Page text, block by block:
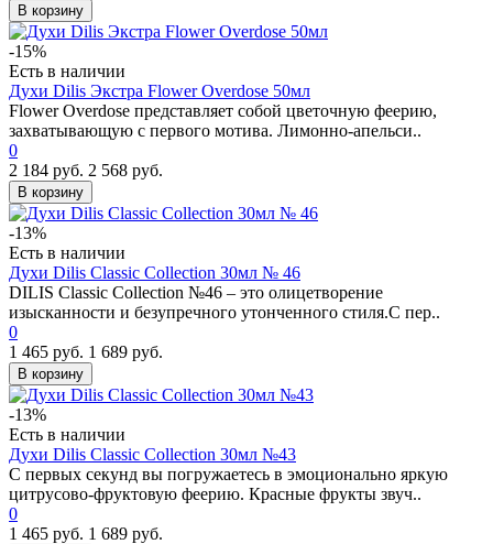
В корзину
-15%
Есть в наличии
Духи Dilis Экстра Flower Overdose 50мл
Flower Overdose представляет собой цветочную феерию,
захватывающую с первого мотива. Лимонно-апельси..
0
2 184 руб. 2 568 руб.
В корзину
-13%
Есть в наличии
Духи Dilis Classic Collection 30мл № 46
DILIS Classic Collection №46 – это олицетворение
изысканности и безупречного утонченного стиля.С пер..
0
1 465 руб. 1 689 руб.
В корзину
-13%
Есть в наличии
Духи Dilis Classic Collection 30мл №43
С первых секунд вы погружаетесь в эмоционально яркую
цитрусово-фруктовую феерию. Красные фрукты звуч..
0
1 465 руб. 1 689 руб.